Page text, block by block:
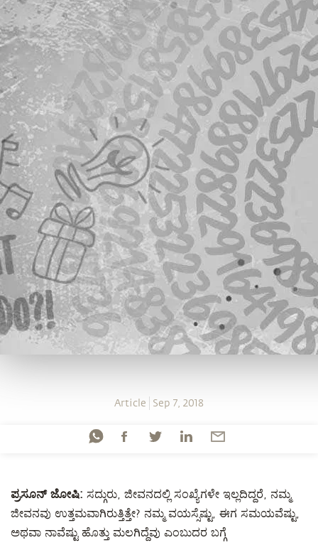
Article Sep 7, 2018
ಪ್ರಸೂನ್ ಜೋಷಿ: ಸದ್ಗುರು, ಜೀವನದಲ್ಲಿ ಸಂಖ್ಯೆಗಳೇ ಇಲ್ಲದಿದ್ದರೆ, ನಮ್ಮ
ಜೀವನವು ಉತ್ತಮವಾಗಿರುತ್ತಿತ್ತೇ? ನಮ್ಮ ವಯಸ್ಸೆಷ್ಟು, ಈಗ ಸಮಯವೆಷ್ಟು,
ಅಥವಾ ನಾವೆಷ್ಟು ಹೊತ್ತು ಮಲಗಿದ್ದೆವು ಎಂಬುದರ ಬಗ್ಗೆ